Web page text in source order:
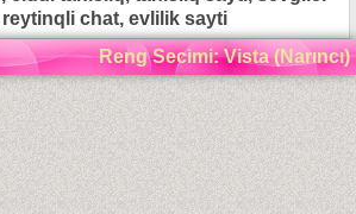
chat, evlilik sayti
Reng Secimi: Vista (Narıncı)